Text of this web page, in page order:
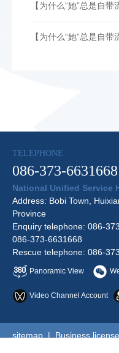
【为什么“她”总是自
【为什么“她”总是自
TELEPHONE
086-373-6631668
National Unified Service
Address: Bobi Town,
Province
Enquiry telephone: 086-
086-373-6631668
Rescue telephone: 086-
Panoramic View
Video Channel Account
sitemap | Business license